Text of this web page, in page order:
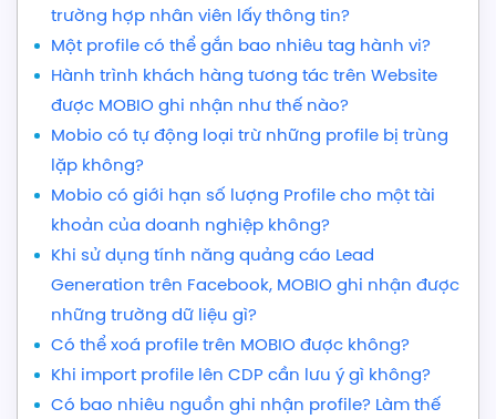
trường hợp nhân viên lấy thông tin?
Một profile có thể gắn bao nhiêu tag hành vi?
Hành trình khách hàng tương tác trên Website
được MOBIO ghi nhận như thế nào?
Mobio có tự động loại trừ những profile bị trùng
lặp không?
Mobio có giới hạn số lượng Profile cho một tài
khoản của doanh nghiệp không?
Khi sử dụng tính năng quảng cáo Lead
Generation trên Facebook, MOBIO ghi nhận được
những trường dữ liệu gì?
Có thể xoá profile trên MOBIO được không?
Khi import profile lên CDP cần lưu ý gì không?
Có bao nhiêu nguồn ghi nhận profile? Làm thế